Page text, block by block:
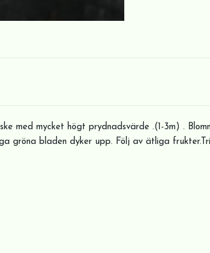
med mycket högt prydnadsvärde .(1-3m) .
gröna bladen dyker upp. Följ av ätliga